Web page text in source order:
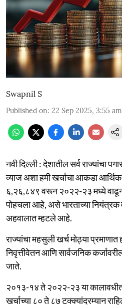
Swapnil S
Published on: 22 Sep 2025, 3:55 am
नवी दिल्ली : देशातील सर्व राज्यांचा
व्याज अशा हमी खर्चाचा आकडा
६,२६,८४९ वरून २०२२-२३ मध्ये
पोहचला आहे, असे भारताच्या नियंत्रक
अहवालात म्हटले आहे.
राज्यांचा महसुली खर्च मोठ्या
निवृत्तीवेतन आणि सार्वजनिक
जाते.
२०१३-१४ ते २०२२-२३ या
खर्चाच्या ८० ते ८७ टक्क्यांदरम्यान